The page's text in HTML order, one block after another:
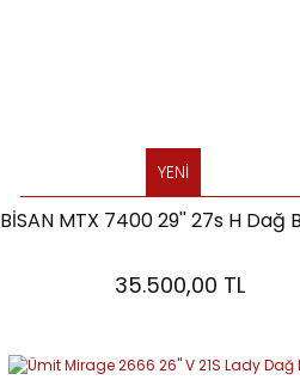
YENİ
BİSAN MTX 7400 29'' 27s H Dağ
35.500,00 TL